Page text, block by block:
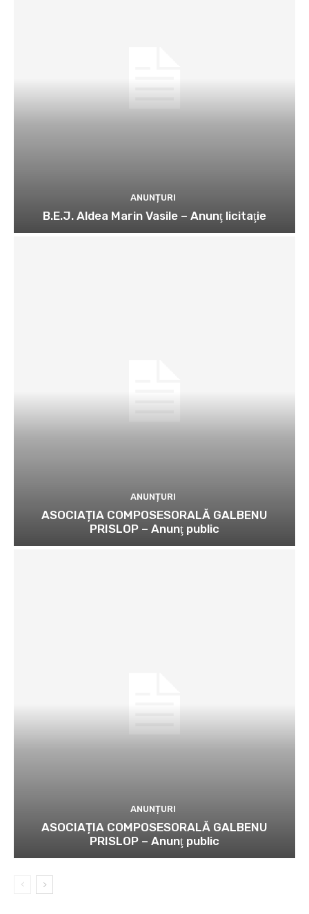
ANUNȚURI
B.E.J. Aldea Marin Vasile – Anunţ licitaţie
ANUNȚURI
ASOCIAȚIA COMPOSESORALĂ GALBENU
PRISLOP – Anunţ public
ANUNȚURI
ASOCIAȚIA COMPOSESORALĂ GALBENU
PRISLOP – Anunţ public